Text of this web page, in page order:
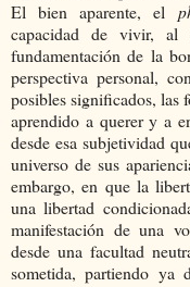
El bien aparente, el
capacidad de vivir, al
fundamentación de la
perspectiva personal,
posibles significados, las
aprendido a querer y a
desde esa subjetividad
universo de sus
embargo, en que la
una libertad
manifestación de una
desde una facultad
sometida, partiendo ya